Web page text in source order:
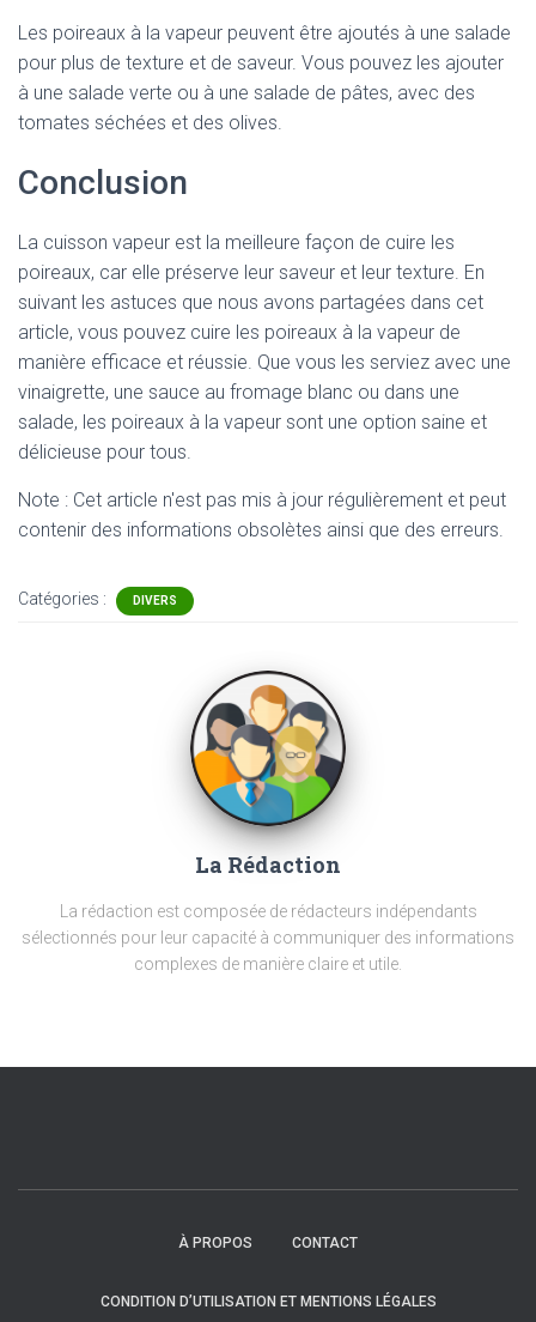
Les poireaux à la vapeur peuvent être ajoutés à une salade
pour plus de texture et de saveur. Vous pouvez les ajouter
à une salade verte ou à une salade de pâtes, avec des
tomates séchées et des olives.
Conclusion
La cuisson vapeur est la meilleure façon de cuire les
poireaux, car elle préserve leur saveur et leur texture. En
suivant les astuces que nous avons partagées dans cet
article, vous pouvez cuire les poireaux à la vapeur de
manière efficace et réussie. Que vous les serviez avec une
vinaigrette, une sauce au fromage blanc ou dans une
salade, les poireaux à la vapeur sont une option saine et
délicieuse pour tous.
Note : Cet article n'est pas mis à jour régulièrement et peut
contenir des informations obsolètes ainsi que des erreurs.
Catégories : DIVERS
La Rédaction
La rédaction est composée de rédacteurs indépendants
sélectionnés pour leur capacité à communiquer des informations
complexes de manière claire et utile.
À PROPOS CONTACT
CONDITION D’UTILISATION ET MENTIONS LÉGALES